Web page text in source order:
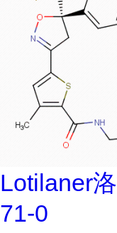
Lotilaner
71-0